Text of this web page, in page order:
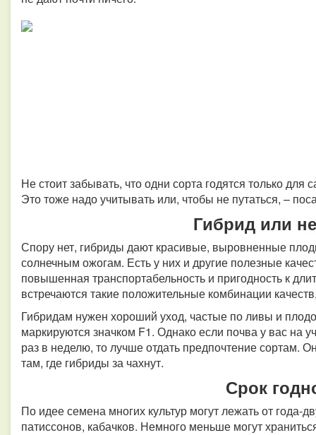
Не стоит забывать, что одни сорта годятся только для
Это тоже надо учитывать или, чтобы не путаться, –
Гибрид или
Спору нет, гибриды дают красивые, выровненные
солнечным ожогам. Есть у них и другие полезные
повышенная транспортабельность и пригодность к
встречаются такие положительные комбинации
Гибридам нужен хороший уход, частые по ливы и
маркируются значком F1. Однако если почва у вас на
раз в неделю, то лучше отдать предпочтение сортам.
там, где гибриды за чахнут.
Срок
По идее семена многих культур могут лежать от года-
патиссонов, кабачков. Немного меньше могут